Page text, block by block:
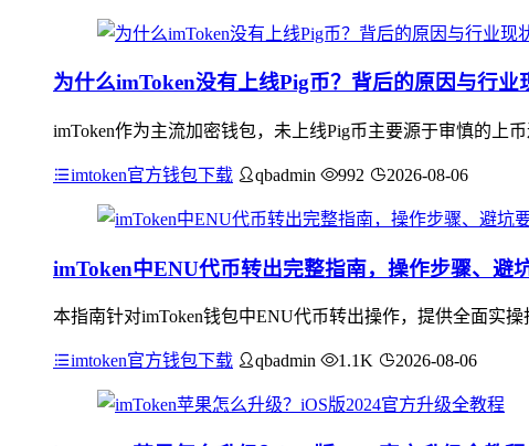
为什么imToken没有上线Pig币？背后的原因与行业
imToken作为主流加密钱包，未上线Pig币主要源于审慎的上
imtoken官方钱包下载 qbadmin 992 2026-08-06
imToken中ENU代币转出完整指南，操作步骤、避
本指南针对imToken钱包中ENU代币转出操作，提供全面实
imtoken官方钱包下载 qbadmin 1.1K 2026-08-06